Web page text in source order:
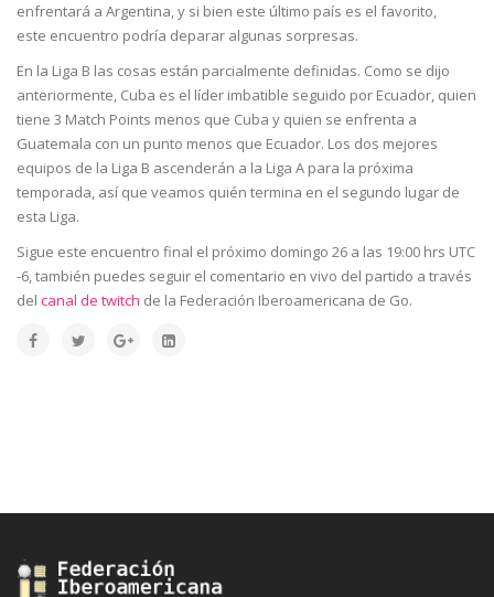
enfrentará a Argentina, y si bien este último país es el favorito,
este encuentro podría deparar algunas sorpresas.
En la Liga B las cosas están parcialmente definidas. Como se dijo
anteriormente, Cuba es el líder imbatible seguido por Ecuador, quien
tiene 3 Match Points menos que Cuba y quien se enfrenta a
Guatemala con un punto menos que Ecuador. Los dos mejores
equipos de la Liga B ascenderán a la Liga A para la próxima
temporada, así que veamos quién termina en el segundo lugar de
esta Liga.
Sigue este encuentro final el próximo domingo 26 a las 19:00 hrs UTC
-6, también puedes seguir el comentario en vivo del partido a través
del canal de twitch de la Federación Iberoamericana de Go.